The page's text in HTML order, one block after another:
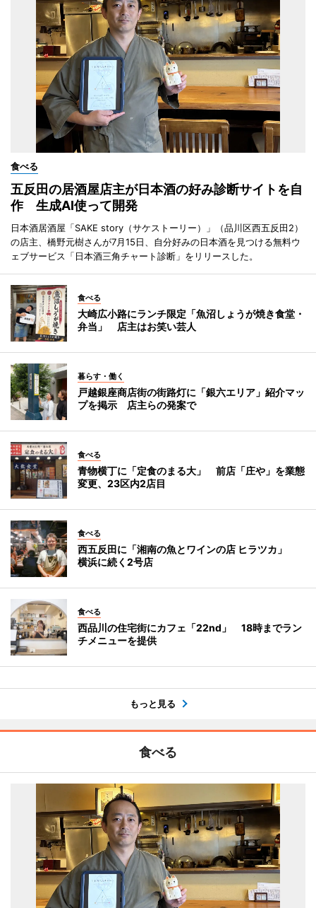
食べる
五反田の居酒屋店主が日本酒の好み診断サイトを自
作 生成AI使って開発
日本酒居酒屋「SAKE story（サケストーリー）」（品川区西五反田2）
の店主、橋野元樹さんが7月15日、自分好みの日本酒を見つける無料ウ
ェブサービス「日本酒三角チャート診断」をリリースした。
食べる
大崎広小路にランチ限定「魚沼しょうが焼き食堂・
弁当」 店主はお笑い芸人
暮らす・働く
戸越銀座商店街の街路灯に「銀六エリア」紹介マッ
プを掲示 店主らの発案で
食べる
青物横丁に「定食のまる大」 前店「庄や」を業態
変更、23区内2店目
食べる
西五反田に「湘南の魚とワインの店 ヒラツカ」
横浜に続く2号店
食べる
西品川の住宅街にカフェ「22nd」 18時までラン
チメニューを提供
もっと見る
食べる